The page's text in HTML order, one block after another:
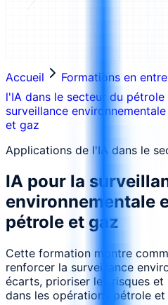
Accueil Formations en
l'IA dans le secteur du
surveillance
et gaz
Applications de l'IA dans le
IA pour la
environnementale
pétrole et gaz
Cette formation montre
renforcer la surveillance
écarts, prioriser les risques
dans les opérations pétrole et